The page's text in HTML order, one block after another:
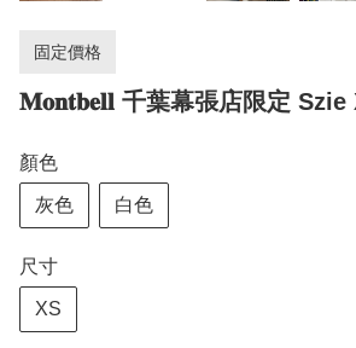
固定價格
𝐌𝐨𝐧𝐭𝐛𝐞𝐥𝐥 千葉幕張店限定 Szie
顏色
灰色 白色
尺寸
XS